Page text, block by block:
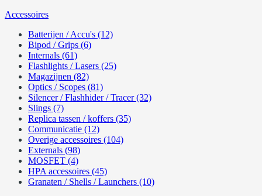
Accessoires
Batterijen / Accu's (12)
Bipod / Grips (6)
Internals (61)
Flashlights / Lasers (25)
Magazijnen (82)
Optics / Scopes (81)
Silencer / Flashhider / Tracer (32)
Slings (7)
Replica tassen / koffers (35)
Communicatie (12)
Overige accessoires (104)
Externals (98)
MOSFET (4)
HPA accessoires (45)
Granaten / Shells / Launchers (10)